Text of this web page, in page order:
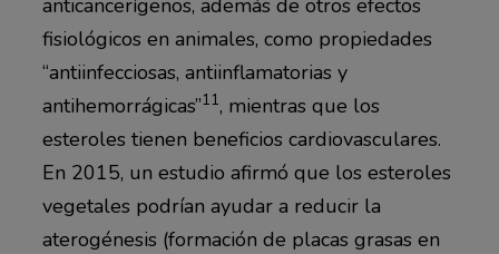
fisiológicos en animales, como propiedades
“antiinfecciosas, antiinflamatorias y
antihemorrágicas”11, mientras que los
esteroles tienen beneficios cardiovasculares.
En 2015, un estudio afirmó que los esteroles
vegetales podrían ayudar a reducir la
aterogénesis (formación de placas grasas en